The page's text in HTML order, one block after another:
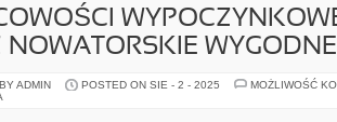
NOWATORSKIE WYGODNE
ADMIN POSTED ON SIE - 2 - 2025
MOŻLIWOŚĆ